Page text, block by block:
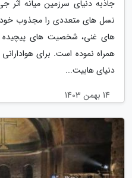
نسل های متعددی را مجذوب خود
های غنی، شخصیت های پیچیده
همراه نموده است. برای
دنیای هابیت...
14 بهمن 1403